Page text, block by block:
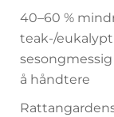
40–60 %
teak-/
å håndtere